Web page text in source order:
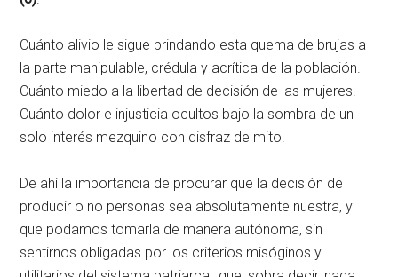
Cuánto alivio le sigue brindando esta quema de brujas a
la parte manipulable, crédula y acrítica de la población.
Cuánto miedo a la libertad de decisión de las mujeres.
Cuánto dolor e injusticia ocultos bajo la sombra de un
solo interés mezquino con disfraz de mito.
De ahí la importancia de procurar que la decisión de
producir o no personas sea absolutamente nuestra, y
que podamos tomarla de manera autónoma, sin
sentirnos obligadas por los criterios misóginos y